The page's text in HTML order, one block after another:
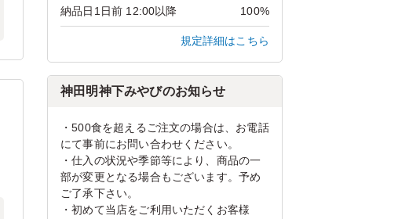
納品日1日前 12:00以降 100%
規定詳細はこちら
神田明神下みやびのお知らせ
・500食を超えるご注文の場合は、お電話
にて事前にお問い合わせください。
・仕入の状況や季節等により、商品の一
部が変更となる場合もございます。予め
ご了承下さい。
・初めて当店をご利用いただくお客様